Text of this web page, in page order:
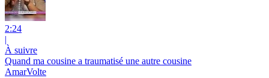
2:24
|
À suivre
Quand ma cousine a traumatisé une autre cousine
AmarVolte